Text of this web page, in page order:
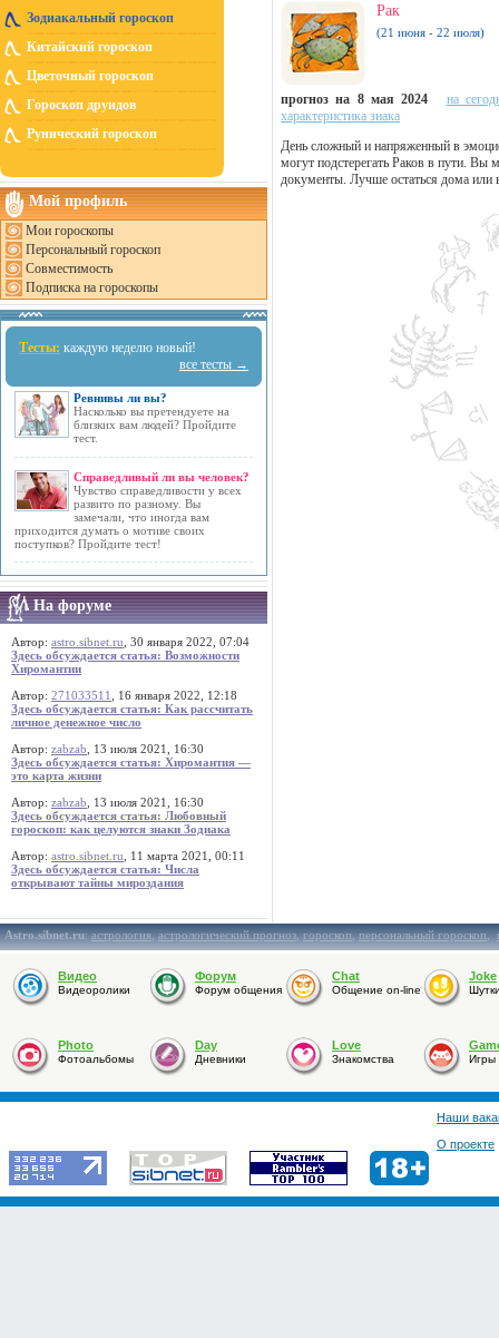
Зодиакальный гороскоп
Китайский гороскоп
Цветочный гороскоп
Гороскоп друидов
Рунический гороскоп
Мой профиль
Мои гороскопы
Персональный гороскоп
Совместимость
Подписка на гороскопы
Тесты: каждую неделю новый!
все тесты →
Ревнивы ли вы?
Насколько вы претендуете на
близких вам людей? Пройдите
тест.
Справедливый ли вы человек?
Чувство справедливости у всех
развито по разному. Вы
замечали, что иногда вам
приходится думать о мотиве своих
поступков? Пройдите тест!
На форуме
Автор: astro.sibnet.ru , 30 января 2022, 07:04
Здесь обсуждается статья: Возможности
Хиромантии
Автор: 271033511
, 16 января 2022, 12:18
Здесь обсуждается статья: Как рассчитать
личное денежное число
Автор: zabzab , 13 июля 2021, 16:30
Здесь обсуждается статья: Хиромантия —
это карта жизни
Автор: zabzab , 13 июля 2021, 16:30
Здесь обсуждается статья: Любовный
гороскоп: как целуются знаки Зодиака
Автор: astro.sibnet.ru , 11 марта 2021, 00:11
Здесь обсуждается статья: Числа
открывают тайны мироздания
Рак
(21 июня - 22 июля)
прогноз на 8 мая 2024
на
характеристика знака
День сложный и напряженный в
могут подстерегать Раков в пути. Вы
документы. Лучше остаться дома или
Astro.sibnet.ru:астрология,астрологический прогноз,гороскоп,персональный гороскоп,
Видео
Видеоролики
Форум
Форум общения
Chat
Общение on-line
Joke
Photo
Фотоальбомы
Day
Дневники
Love
Знакомства Игры
Наши
О проекте